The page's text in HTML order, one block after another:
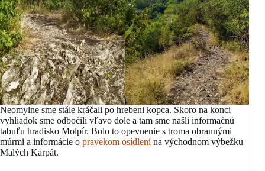
Neomylne sme stále kráčali po hrebeni kopca. Skoro na konci
vyhliadok sme odbočili vľavo dole a tam sme našli informačnú
tabuľu hradisko Molpír. Bolo to opevnenie s troma obrannými
múrmi a informácie o pravekom osídlenína východnom výbežku
Malých Karpát.